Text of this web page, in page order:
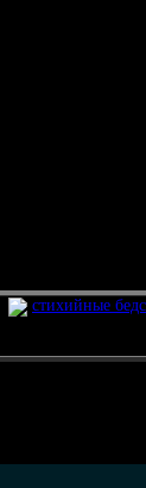
стихийные